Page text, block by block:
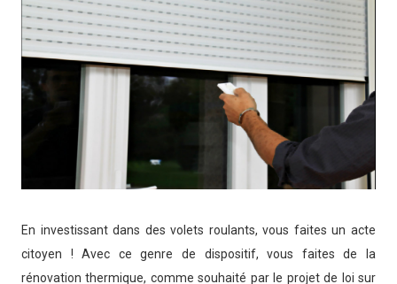
En investissant dans des volets roulants, vous faites un acte
citoyen ! Avec ce genre de dispositif, vous faites de la
rénovation thermique, comme souhaité par le projet de loi sur